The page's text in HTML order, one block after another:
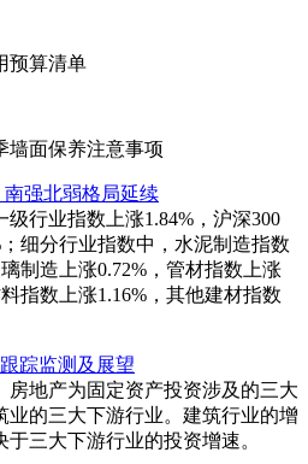
预算清单
墙面保养注意事项
强北弱格局延续
级行业指数上涨1.84%，沪深300
细分行业指数中，水泥制造指数
制造上涨0.72%，管材指数上涨
指数上涨1.16%，其他建材指数
踪监测及展望
房地产为固定资产投资涉及的三大
业的三大下游行业。建筑行业的增
三大下游行业的投资增速。